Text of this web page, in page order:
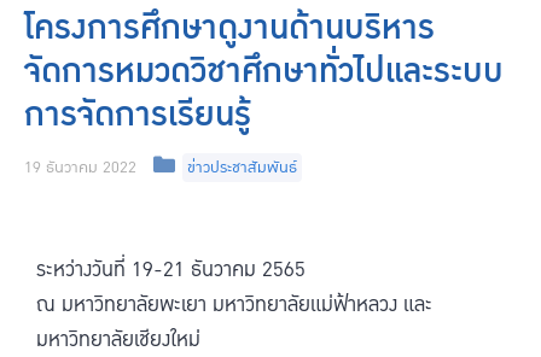
โครงการศึกษาดูงานด้านบริหาร
จัดการหมวดวิชาศึกษาทั่วไปและระบบ
การจัดการเรียนรู้
19 ธันวาคม 2022 ข่าวประชาสัมพันธ์
ระหว่างวันที่ 19-21 ธันวาคม 2565
ณ มหาวิทยาลัยพะเยา มหาวิทยาลัยแม่ฟ้าหลวง และ
มหาวิทยาลัยเชียงใหม่